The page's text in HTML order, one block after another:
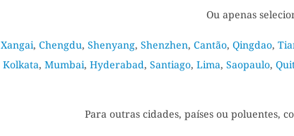
Ou apenas
Xangai, Chengdu, Shenyang, Shenzhen, Cantão, Qingdao,
Kolkata, Mumbai, Hyderabad, Santiago, Lima, Saopaulo,
Para outras cidades, países ou poluentes,